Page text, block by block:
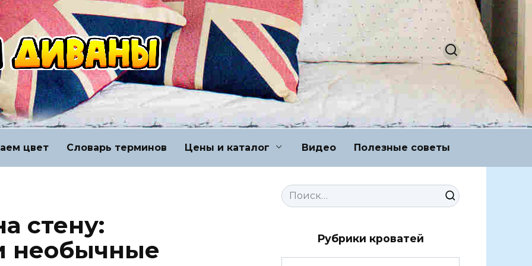
цвет Словарь терминов Цены и каталог Видео Полезные советы
стену:
необычные
Search
for:
Рубрики кроватей